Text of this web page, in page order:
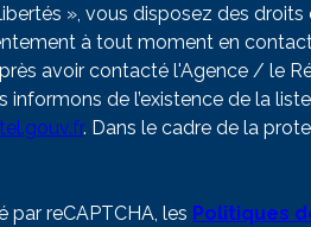
», vous disposez des droits
à tout moment en
avoir contacté l'Agence / le
informons de l’existence de la
. Dans le cadre de la
par reCAPTCHA, les Politiques